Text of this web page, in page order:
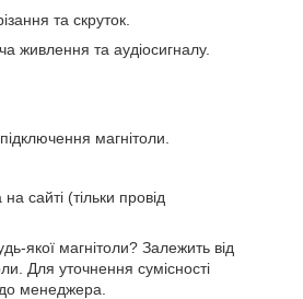
та скруток.
живлення та аудіосигналу.
магнітоли.
сайті (тільки провід
якої магнітоли? Залежить від
Для уточнення сумісності
менеджера.